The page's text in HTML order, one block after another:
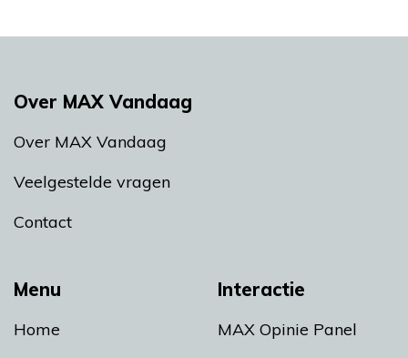
Menu
Home
Interactie
MAX Opinie Panel
Over MAX Vandaag
Over MAX Vandaag
Veelgestelde vragen
Contact